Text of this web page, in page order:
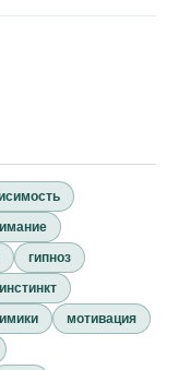
гипноз
инстинкт
мотивация